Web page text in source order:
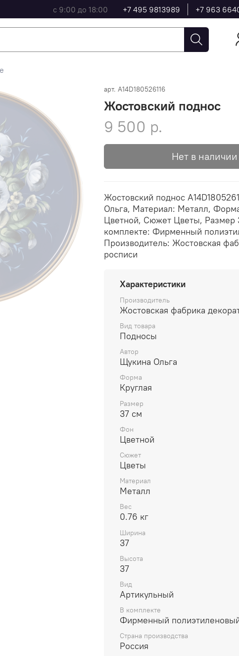
с 9:00 до 18:00 +7 495 9813989 +7 963
арт. A14D180526116
Жостовский поднос
9 500 р.
Нет в наличии
Жостовский поднос
Ольга, Материал: Металл,
Цветной, Сюжет Цветы, Размер
комплекте: Фирменный
Производитель: Жостовская
росписи
Характеристики
Производитель
Жостовская фабрика
Вид товара
Подносы
Автор
Щукина Ольга
Форма
Круглая
Размер
37 см
Фон
Цветной
Сюжет
Цветы
Материал
Металл
Вес
0.76 кг
Ширина
37
Высота
37
Вид
Артикульный
В комплекте
Фирменный
Страна производства
Россия